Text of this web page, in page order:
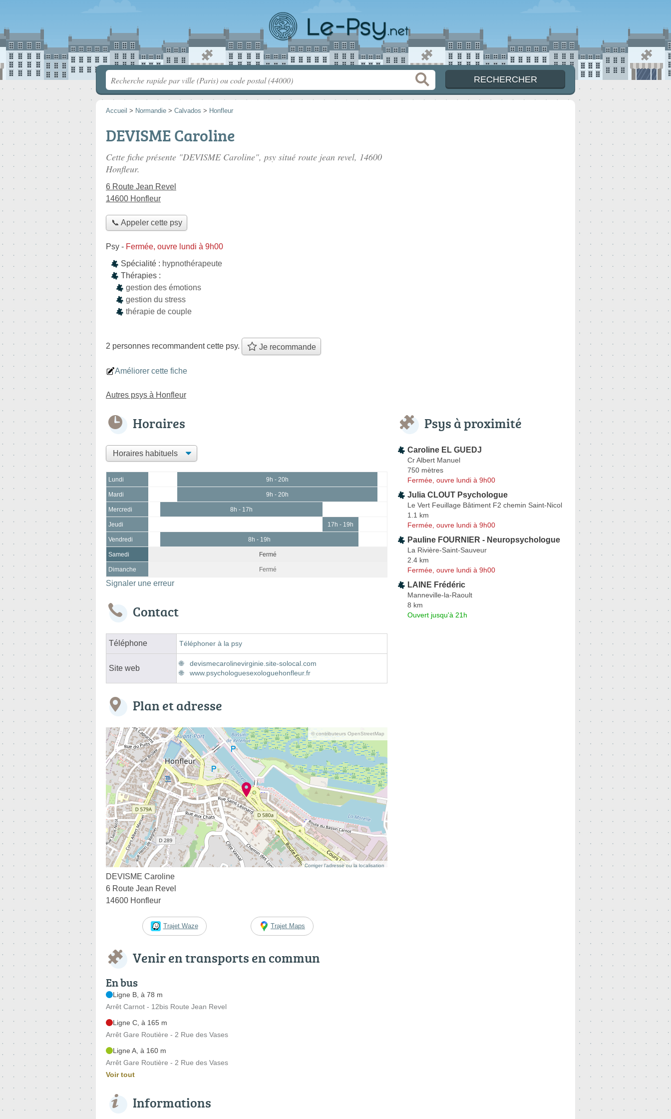
Accueil > Normandie > Calvados > Honfleur
DEVISME Caroline
Cette fiche présente "DEVISME Caroline", psy situé route jean revel, 14600
Honfleur.
6 Route Jean Revel
14600 Honfleur
📞 Appeler cette psy
Psy - Fermée, ouvre lundi à 9h00
Spécialité : hypnothérapeute
Thérapies :
gestion des émotions
gestion du stress
thérapie de couple
2 personnes recommandentcette psy. Je recommande
Améliorer cette fiche
Autres psys à Honfleur
Horaires
Lundi 9h - 20h
Mardi 9h - 20h
Mercredi 8h - 17h
Jeudi 17h - 19h
Vendredi 8h - 19h
Samedi Fermé
Dimanche Fermé
Signaler une erreur
Contact
Téléphone Téléphoner à la psy
Site web
devismecarolinevirginie.site-solocal.com
www.psychologuesexologuehonfleur.fr
Plan et adresse
© contributeurs OpenStreetMap
Corriger l’adresse ou la localisation
DEVISME Caroline
6 Route Jean Revel
14600 Honfleur
Trajet Waze Trajet Maps
Venir en transports en commun
En bus
Ligne B, à 78 m
Arrêt Carnot - 12bis Route Jean Revel
Ligne C, à 165 m
Arrêt Gare Routière - 2 Rue des Vases
Ligne A, à 160 m
Arrêt Gare Routière - 2 Rue des Vases
Voir tout
Informations
Psys à proximité
Caroline EL GUEDJ
Cr Albert Manuel
750 mètres
Fermée, ouvre lundi à 9h00
Julia CLOUT Psychologue
Le Vert Feuillage Bâtiment F2 chemin Saint-Nicol
1.1 km
Fermée, ouvre lundi à 9h00
Pauline FOURNIER - Neuropsychologue
La Rivière-Saint-Sauveur
2.4 km
Fermée, ouvre lundi à 9h00
LAINE Frédéric
Manneville-la-Raoult
8 km
Ouvert jusqu'à 21h